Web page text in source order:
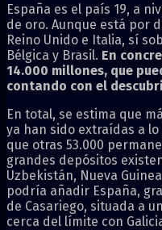
España es el país 19, a
de oro. Aunque está por
Reino Unido e Italia, sí
Bélgica y Brasil. En
14.000 millones, que
contando con el
En total, se estima que
ya han sido extraídas a
que otras 53.000
grandes depósitos
Uzbekistán, Nueva
podría añadir España,
de Casariego, situada a
cerca del límite con